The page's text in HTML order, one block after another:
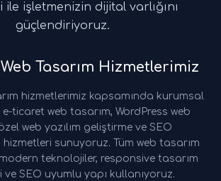
ile işletmenizin dijital varlığını
güçlendiriyoruz.
Web Tasarım Hizmetlerimiz
hizmetlerimiz kapsamında kurumsal
ticaret web tasarım, WordPress web
web yazılım geliştirme ve SEO
sunuyoruz. Tüm web tasarım
teknolojiler, responsive tasarım
ve SEO uyumlu yapı kullanıyoruz.